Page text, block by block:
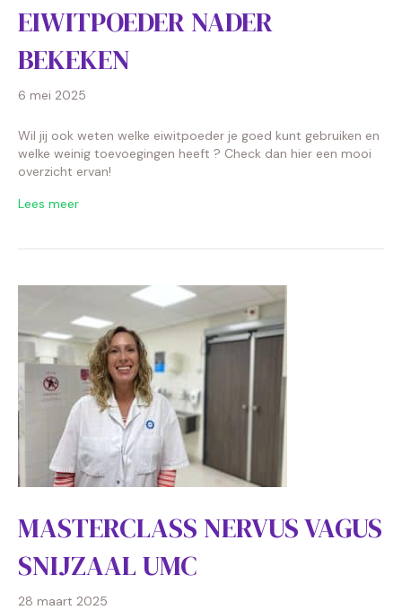
EIWITPOEDER NADER
BEKEKEN
6 mei 2025
Wil jij ook weten welke eiwitpoeder je goed kunt gebruiken en
welke weinig toevoegingen heeft ? Check dan hier een mooi
overzicht ervan!
Lees meer
MASTERCLASS NERVUS VAGUS
SNIJZAAL UMC
28 maart 2025